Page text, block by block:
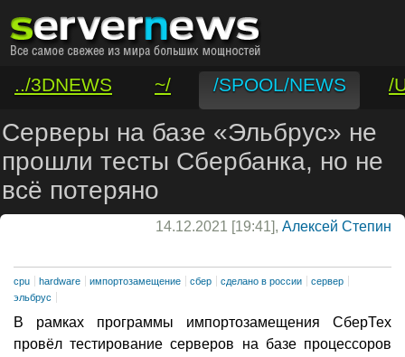
../3DNEWS ~/ /SPOOL/NEWS
/
/VAR/CONTACT
Серверы на базе «Эльбрус» не
прошли тесты Сбербанка, но не
всё потеряно
14.12.2021 [19:41], Алексей Степин
cpu hardware импортозамещение сбер сделано в россии
сервер
эльбрус
В рамках программы импортозамещения СберТех
провёл тестирование серверов на базе процессоров